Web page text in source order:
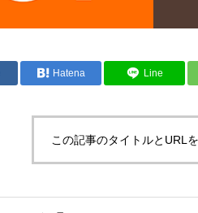
Hatena Line
この記事のタイトルとURL